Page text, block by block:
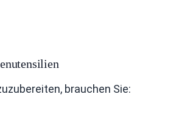
brauchen Sie: